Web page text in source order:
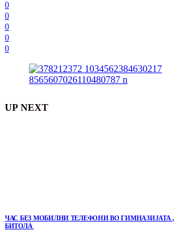
0
0
0
0
0
UP NEXT
ЧАС БЕЗ МОБИЛНИ ТЕЛЕФОНИ ВО ГИМНАЗИЈАТА
БИТОЛА